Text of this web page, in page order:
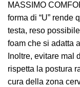
MASSIMO
forma di “U” rende
testa, reso
foam che si adatta
Inoltre, evitare mal
rispetta la postura
cura della zona